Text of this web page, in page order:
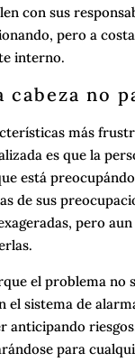
con sus
pero a
interno.
cabeza no
más
es que la
está
de sus
pero aun
el problema no
el sistema de
anticipando
para